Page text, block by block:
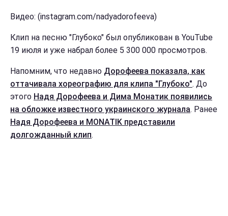
Видео: (instagram.com/nadyadorofeeva)
Клип на песню "Глубоко" был опубликован в YouTube
19 июля и уже набрал более 5 300 000 просмотров.
Напомним, что недавно Дорофеева показала, как
оттачивала хореографию для клипа "Глубоко". До
этого Надя Дорофеева и Дима Монатик появились
на обложке известного украинского журнала. Ранее
Надя Дорофеева и MONATIK представили
долгожданный клип.